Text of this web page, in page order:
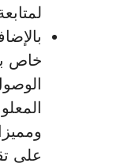
خاص
على